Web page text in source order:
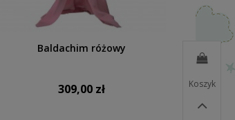
Baldachim różowy
309,00 zł Koszyk